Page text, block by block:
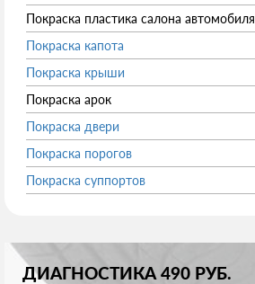
Покраска пластика салона автомобиля
Покраска капота
Покраска крыши
Покраска арок
Покраска двери
Покраска порогов
Покраска суппортов
ДИАГНОСТИКА 490 РУБ.